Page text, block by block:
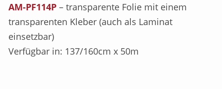
AM-PF114P – transparente Folie mit einem
transparenten Kleber (auch als Laminat
einsetzbar)
Verfügbar in: 137/160cm x 50m